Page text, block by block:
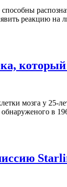
реакцию
который
мозга у 25-
в